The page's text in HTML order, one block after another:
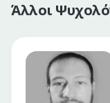
Άλλοι